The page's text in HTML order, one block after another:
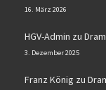
16. März 2026
HGV-Admin zu
3. Dezember 2025
Franz König zu